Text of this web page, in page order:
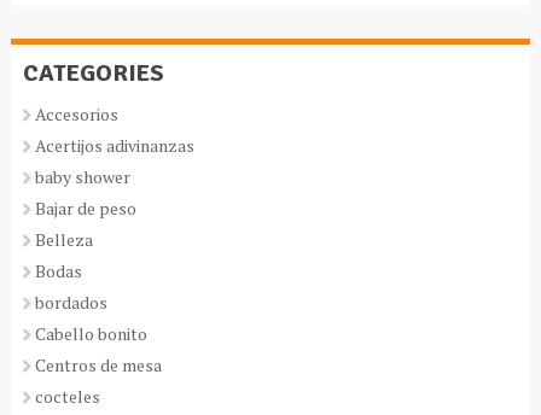
CATEGORIES
Accesorios
Acertijos adivinanzas
baby shower
Bajar de peso
Belleza
Bodas
bordados
Cabello bonito
Centros de mesa
cocteles